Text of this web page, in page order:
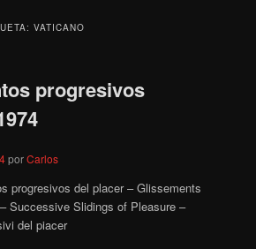
VATICANO
progresivos
porCarlos
progresivos del placer – Glissements
Successive Slidings of Pleasure –
del piacer